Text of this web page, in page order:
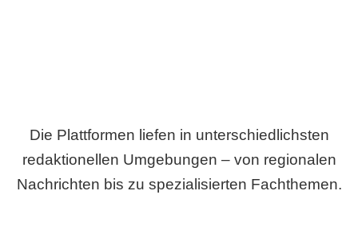
Die Plattformen liefen in unterschiedlichsten
redaktionellen Umgebungen – von regionalen
Nachrichten bis zu spezialisierten Fachthemen.